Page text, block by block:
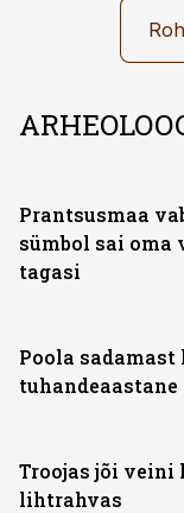
Prantsusmaa
sümbol sai oma
tagasi
Poola
tuhandeaastane
Troojas jõi veini
lihtrahvas